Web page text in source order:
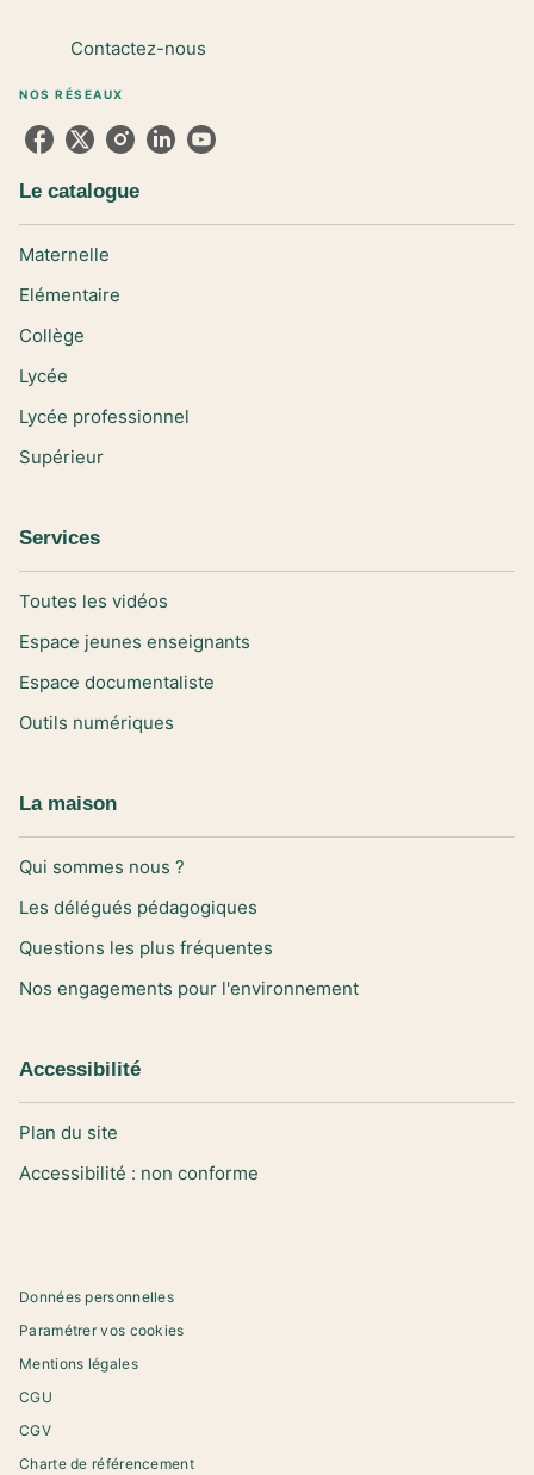
Contactez-nous
NOS RÉSEAUX
Le catalogue
Maternelle
Elémentaire
Collège
Lycée
Lycée professionnel
Supérieur
Services
Toutes les vidéos
Espace jeunes enseignants
Espace documentaliste
Outils numériques
La maison
Qui sommes nous ?
Les délégués pédagogiques
Questions les plus fréquentes
Nos engagements pour l'environnement
Accessibilité
Plan du site
Accessibilité : non conforme
Données personnelles
Paramétrer vos cookies
Mentions légales
CGU
CGV
Charte de référencement